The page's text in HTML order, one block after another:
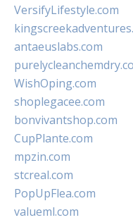
VersifyLifestyle.com
antaeuslabs.com
WishOping.com
shoplegacee.com
bonvivantshop.com
CupPlante.com
mpzin.com
stcreal.com
PopUpFlea.com
valueml.com